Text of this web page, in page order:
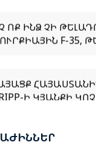
F-35,
Ի ԿՅԱՆՔԻ
Ի
ԻՆՆԵՐ